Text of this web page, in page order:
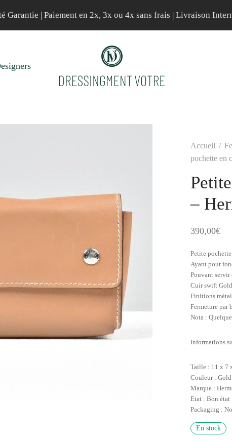
Garantie | Paiement en 2x, 3x ou 4x sans frais | Livraison
Accueil /
pochette en
–
390,00€
Petite
Ayant pour
Pouvant servir
Cuir swift Gold
Finitions
Fermeture par
Nota :
Informations
Taille : 11 x 7
Couleur : Gold
Marque :
Etat : Bon état
Packaging :
En stock